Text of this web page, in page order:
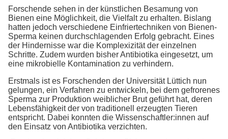
Forschende sehen in der künstlichen Besamung von
Bienen eine Möglichkeit, die Vielfalt zu erhalten. Bislang
hatten jedoch verschiedene Einfriertechniken von Bienen-
Sperma keinen durchschlagenden Erfolg gebracht. Eines
der Hindernisse war die Komplexizität der einzelnen
Schritte. Zudem wurden bisher Antibiotika eingesetzt, um
eine mikrobielle Kontamination zu verhindern.
Erstmals ist es Forschenden der Universität Lüttich nun
gelungen, ein Verfahren zu entwickeln, bei dem gefrorenes
Sperma zur Produktion weiblicher Brut geführt hat, deren
Lebensfähigkeit der von traditionell erzeugten Tieren
entspricht. Dabei konnten die Wissenschaftler:innen auf
den Einsatz von Antibiotika verzichten.